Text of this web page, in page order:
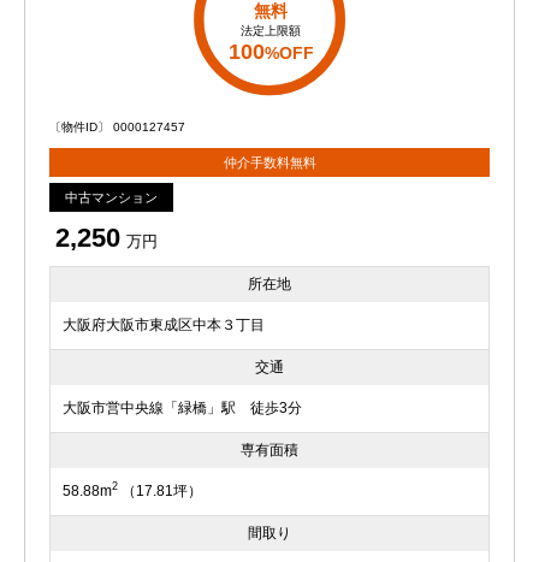
無料
法定上限額
100%OFF
〔物件ID〕 0000127457
仲介手数料無料
中古マンション
2,250 万円
所在地
大阪府大阪市東成区中本３丁目
交通
大阪市営中央線「緑橋」駅 徒歩3分
専有面積
58.88m2 （17.81坪）
間取り